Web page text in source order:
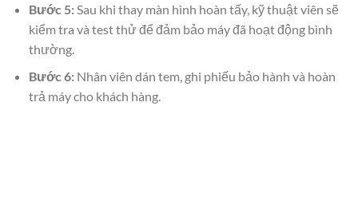
Bước 5:Sau khi thay màn hình hoàn tấy, kỹ thuật viên sẽ
kiểm tra và test thử để đảm bảo máy đã hoạt động bình
thường.
Bước 6:Nhân viên dán tem, ghi phiếu bảo hành và hoàn
trả máy cho khách hàng.